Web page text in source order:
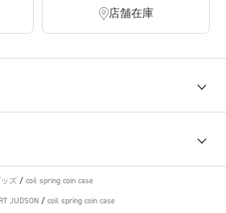
店舗在庫
ズ / coil spring coin case
JUDSON / coil spring coin case